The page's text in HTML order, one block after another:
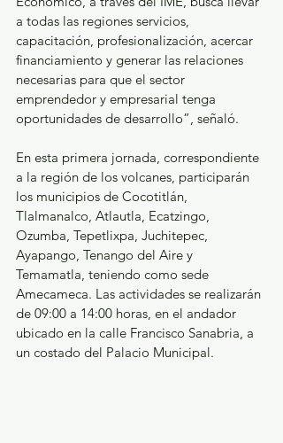
a todas las regiones servicios,
capacitación, profesionalización, acercar
financiamiento y generar las relaciones
necesarias para que el sector
emprendedor y empresarial tenga
oportunidades de desarrollo”, señaló.
En esta primera jornada, correspondiente
a la región de los volcanes, participarán
los municipios de Cocotitlán,
Tlalmanalco, Atlautla, Ecatzingo,
Ozumba, Tepetlixpa, Juchitepec,
Ayapango, Tenango del Aire y
Temamatla, teniendo como sede
Amecameca. Las actividades se realizarán
de 09:00 a 14:00 horas, en el andador
ubicado en la calle Francisco Sanabria, a
un costado del Palacio Municipal.